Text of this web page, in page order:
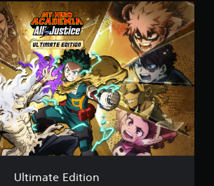
Ultimate Edition